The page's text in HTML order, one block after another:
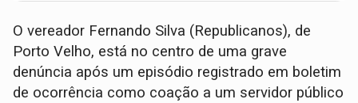
O vereador Fernando Silva (Republicanos), de
Porto Velho, está no centro de uma grave
denúncia após um episódio registrado em boletim
de ocorrência como coação a um servidor público